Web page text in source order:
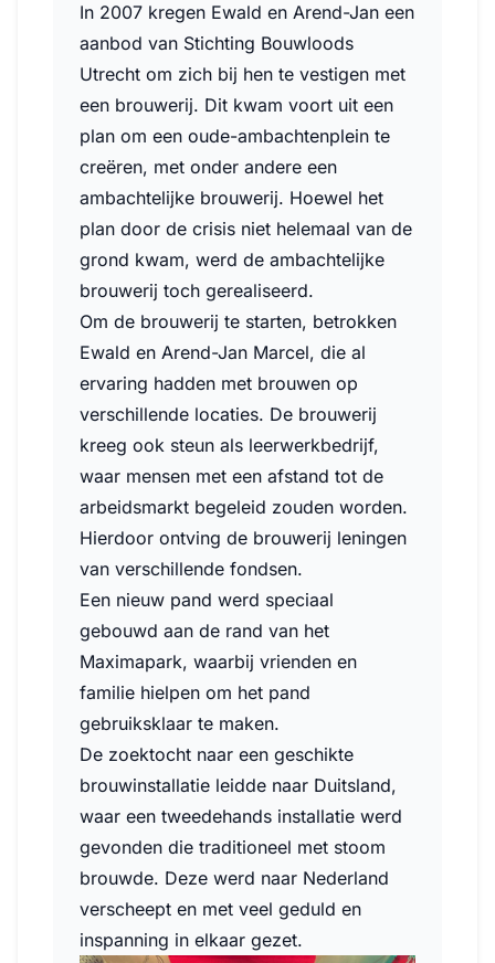
In 2007 kregen Ewald en Arend-Jan een
aanbod van Stichting Bouwloods
Utrecht om zich bij hen te vestigen met
een brouwerij. Dit kwam voort uit een
plan om een oude-ambachtenplein te
creëren, met onder andere een
ambachtelijke brouwerij. Hoewel het
plan door de crisis niet helemaal van de
grond kwam, werd de ambachtelijke
brouwerij toch gerealiseerd.
Om de brouwerij te starten, betrokken
Ewald en Arend-Jan Marcel, die al
ervaring hadden met brouwen op
verschillende locaties. De brouwerij
kreeg ook steun als leerwerkbedrijf,
waar mensen met een afstand tot de
arbeidsmarkt begeleid zouden worden.
Hierdoor ontving de brouwerij leningen
van verschillende fondsen.
Een nieuw pand werd speciaal
gebouwd aan de rand van het
Maximapark, waarbij vrienden en
familie hielpen om het pand
gebruiksklaar te maken.
De zoektocht naar een geschikte
brouwinstallatie leidde naar Duitsland,
waar een tweedehands installatie werd
gevonden die traditioneel met stoom
brouwde. Deze werd naar Nederland
verscheept en met veel geduld en
inspanning in elkaar gezet.